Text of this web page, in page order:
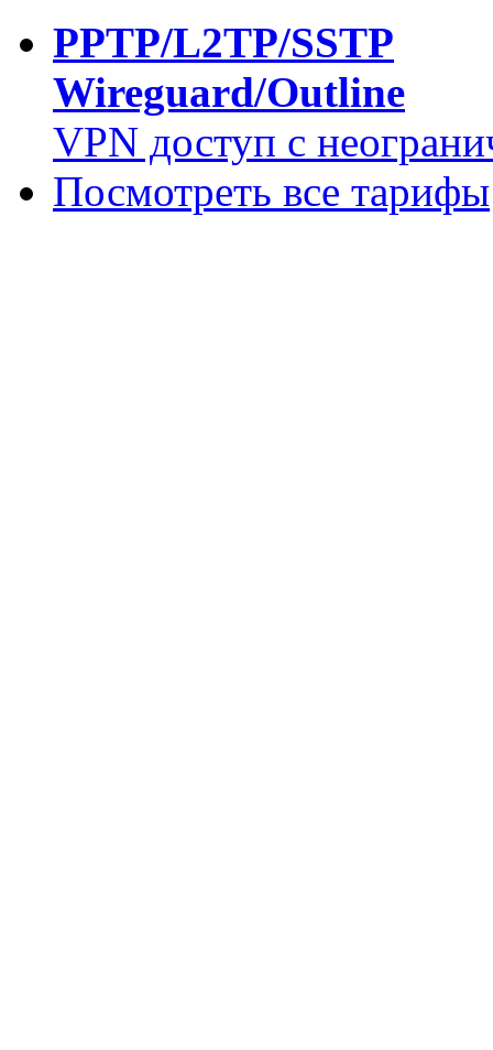
PPTP/L2TP/SSTP
Wireguard/Outline
VPN доступ с
Посмотреть все тарифы